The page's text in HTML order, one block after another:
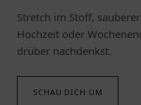
Stretch im Stoff,
Hochzeit oder
drüber nachdenkst.
SCHAU DICH UM